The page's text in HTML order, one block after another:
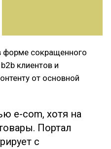
форме сокращенного
клиентов и
от основной
e-com, хотя на
Портал
с